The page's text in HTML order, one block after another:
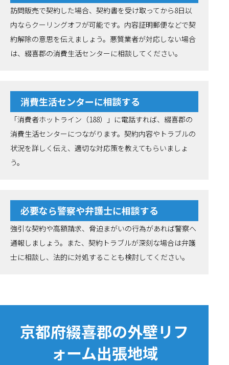
訪問販売で契約した場合、契約書を受け取ってから8日以
内ならクーリングオフが可能です。内容証明郵便などで契
約解除の意思を伝えましょう。悪質業者が対応しない場合
は、綴喜郡の消費生活センターに相談してください。
消費生活センターに相談する
「消費者ホットライン（188）」に電話すれば、綴喜郡の
消費生活センターにつながります。契約内容やトラブルの
状況を詳しく伝え、適切な対応策を教えてもらいましょ
う。
必要なら警察や弁護士に相談する
強引な契約や高額請求、脅迫まがいの行為があれば警察へ
通報しましょう。また、契約トラブルが深刻な場合は弁護
士に相談し、法的に対処することも検討してください。
京都府綴喜郡の外壁リフ
ォーム出張地域